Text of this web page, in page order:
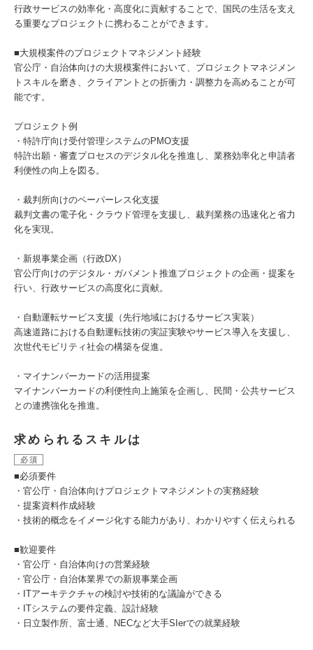
行政サービスの効率化・高度化に貢献することで、国民の生活を支え
る重要なプロジェクトに携わることができます。
■大規模案件のプロジェクトマネジメント経験
官公庁・自治体向けの大規模案件において、プロジェクトマネジメン
トスキルを磨き、クライアントとの折衝力・調整力を高めることが可
能です。
プロジェクト例
・特許庁向け受付管理システムのPMO支援
特許出願・審査プロセスのデジタル化を推進し、業務効率化と申請者
利便性の向上を図る。
・裁判所向けのペーパーレス化支援
裁判文書の電子化・クラウド管理を支援し、裁判業務の迅速化と省力
化を実現。
・新規事業企画（行政DX）
官公庁向けのデジタル・ガバメント推進プロジェクトの企画・提案を
行い、行政サービスの高度化に貢献。
・自動運転サービス支援（先行地域におけるサービス実装）
高速道路における自動運転技術の実証実験やサービス導入を支援し、
次世代モビリティ社会の構築を促進。
・マイナンバーカードの活用提案
マイナンバーカードの利便性向上施策を企画し、民間・公共サービス
との連携強化を推進。
求められるスキルは
必須
■必須要件
・官公庁・自治体向けプロジェクトマネジメントの実務経験
・提案資料作成経験
・技術的概念をイメージ化する能力があり、わかりやすく伝えられる
■歓迎要件
・官公庁・自治体向けの営業経験
・官公庁・自治体業界での新規事業企画
・ITアーキテクチャの検討や技術的な議論ができる
・ITシステムの要件定義、設計経験
・日立製作所、富士通、NECなど大手SIerでの就業経験